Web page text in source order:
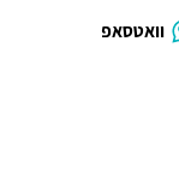
וואטסאפ